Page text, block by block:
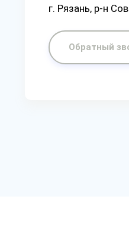
г. Рязaнь, p-н
Обратный